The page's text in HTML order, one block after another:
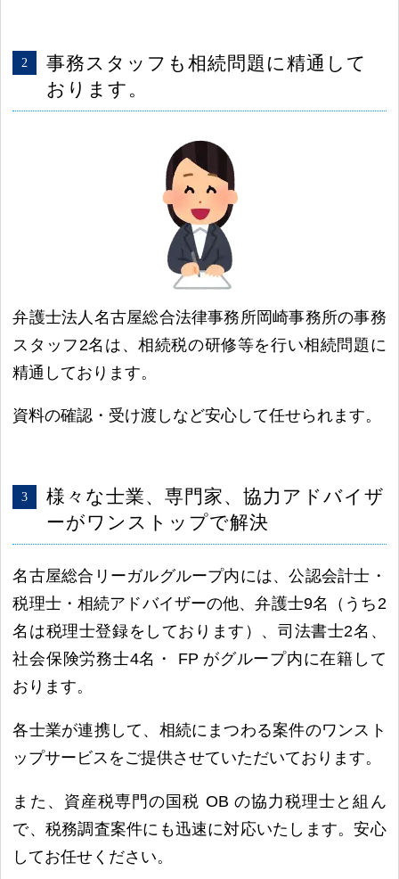
事務スタッフも相続問題に精通して
おります。
弁護士法人名古屋総合法律事務所岡崎事務所の事務
スタッフ2名は、相続税の研修等を行い相続問題に
精通しております。
資料の確認・受け渡しなど安心して任せられます。
様々な士業、専門家、協力アドバイザ
ーがワンストップで解決
名古屋総合リーガルグループ内には、公認会計士・
税理士・相続アドバイザーの他、弁護士9名（うち2
名は税理士登録をしております）、司法書士2名、
社会保険労務士4名・ FP がグループ内に在籍して
おります。
各士業が連携して、相続にまつわる案件のワンスト
ップサービスをご提供させていただいております。
また、資産税専門の国税 OB の協力税理士と組ん
で、税務調査案件にも迅速に対応いたします。安心
してお任せください。